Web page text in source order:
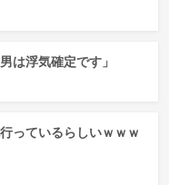
は浮気確定です」
っているらしいｗｗｗ